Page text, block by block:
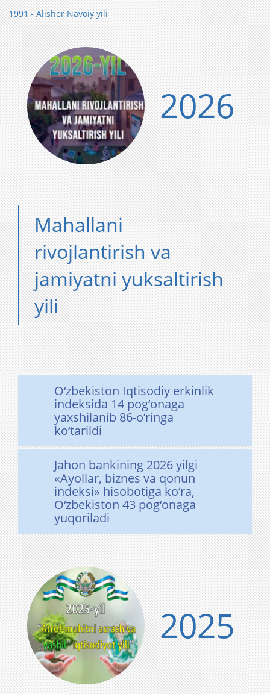
1991 - Alisher Navoiy yili
2026
Mahallani
rivojlantirish va
jamiyatni yuksaltirish
yili
O‘zbekiston Iqtisodiy erkinlik
indeksida 14 pog‘onaga
yaxshilanib 86-o‘ringa
ko‘tarildi
Jahon bankining 2026 yilgi
«Ayollar, biznes va qonun
indeksi» hisobotiga ko‘ra,
O‘zbekiston 43 pog‘onaga
yuqoriladi
2025